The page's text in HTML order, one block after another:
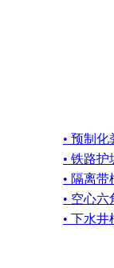
• 预制
• 铁路
• 隔离
• 空心
• 下水